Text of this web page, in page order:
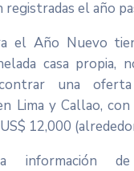
registradas el año
el Año Nuevo
casa propia,
una
Lima y Callao,
12,000
información